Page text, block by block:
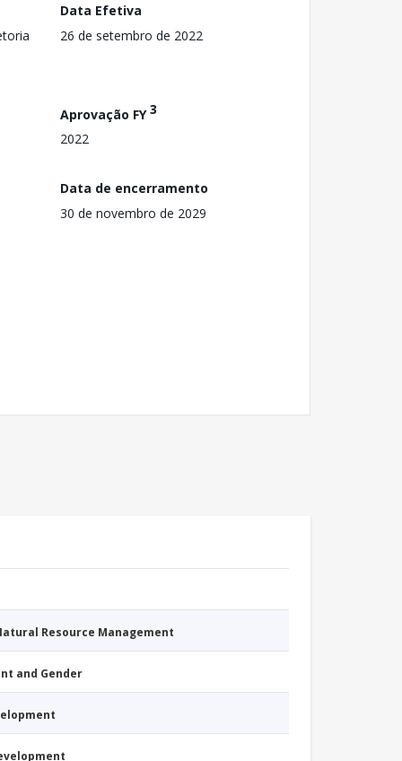
Data Efetiva
26 de setembro de 2022
Aprovação FY3
2022
Data de encerramento
30 de novembro de 2029
Resource Management
and Gender